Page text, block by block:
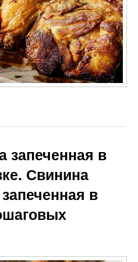
запеченная в
Свинина
в